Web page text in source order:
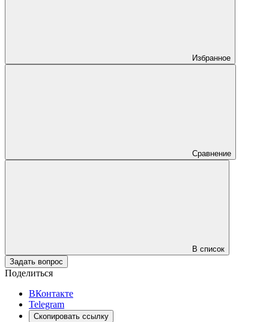
Избранное
Сравнение
В список
Задать вопрос
Поделиться
ВКонтакте
Telegram
Скопировать ссылку